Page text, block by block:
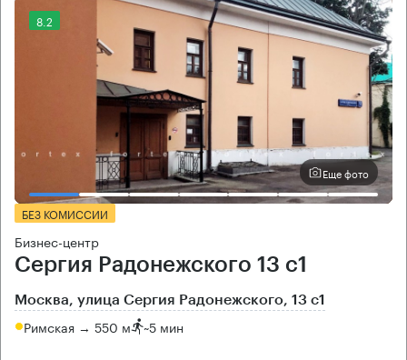
8.2
Еще фото
БЕЗ КОМИССИИ
Бизнес-центр
Сергия Радонежского 13 с1
Москва, улица Сергия Радонежского, 13 с1
Римская → 550 м ~5 мин